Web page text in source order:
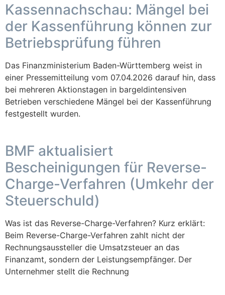
Kassennachschau: Mängel bei
der Kassenführung können zur
Betriebsprüfung führen
Das Finanzministerium Baden-Württemberg weist in
einer Pressemitteilung vom 07.04.2026 darauf hin, dass
bei mehreren Aktionstagen in bargeldintensiven
Betrieben verschiedene Mängel bei der Kassenführung
festgestellt wurden.
BMF aktualisiert
Bescheinigungen für Reverse-
Charge-Verfahren (Umkehr der
Steuerschuld)
Was ist das Reverse-Charge-Verfahren? Kurz erklärt:
Beim Reverse-Charge-Verfahren zahlt nicht der
Rechnungsaussteller die Umsatzsteuer an das
Finanzamt, sondern der Leistungsempfänger. Der
Unternehmer stellt die Rechnung